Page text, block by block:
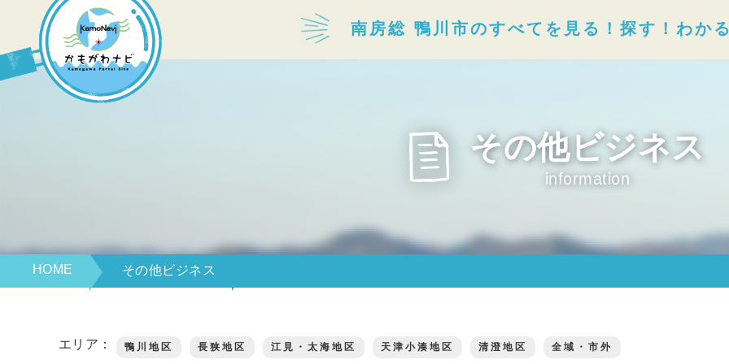
宿泊・温泉
体験プログラム
特産品
南房総 鴨川市のすべてを見る！探す！わか
その他ビジネス
information
HOME その他ビジネス
エリア： 鴨川地区 長狭地区 江見・太海地区 天津小湊地区 清澄地区 全域・市外